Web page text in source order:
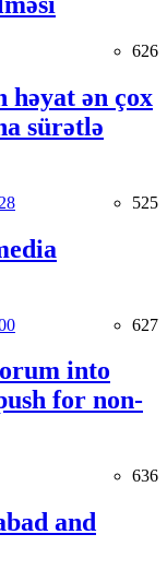
626
həyat ən çox
sürətlə
525
627
into
for non-
636
and